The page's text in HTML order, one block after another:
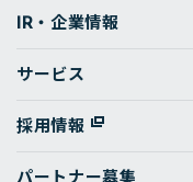
IR・企業情報
サービス
採用情報
パートナー募集